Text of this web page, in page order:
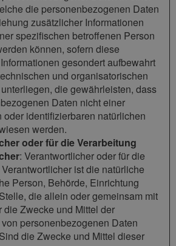
die personenbezogenen Daten
zusätzlicher Informationen
spezifischen betroffenen Person
können, sofern diese
gesondert aufbewahrt
und organisatorischen
die gewährleisten, dass
Daten nicht einer
oder identifizierbaren natürlichen
werden.
oder für die Verarbeitung
: Verantwortlicher oder für die
ist die natürliche
Person, Behörde, Einrichtung
die allein oder gemeinsam mit
die Zwecke und Mittel der
personenbezogenen Daten
die Zwecke und Mittel dieser